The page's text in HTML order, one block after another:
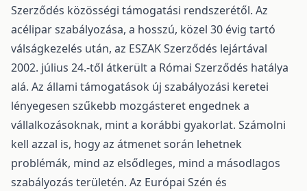
Szerződés közösségi támogatási rendszerétől. Az
acélipar szabályozása, a hosszú, közel 30 évig tartó
válságkezelés után, az ESZAK Szerződés lejártával
2002. július 24.-től átkerült a Római Szerződés hatálya
alá. Az állami támogatások új szabályozási keretei
lényegesen szűkebb mozgásteret engednek a
vállalkozásoknak, mint a korábbi gyakorlat. Számolni
kell azzal is, hogy az átmenet során lehetnek
problémák, mind az elsődleges, mind a másodlagos
szabályozás területén. Az Európai Szén és